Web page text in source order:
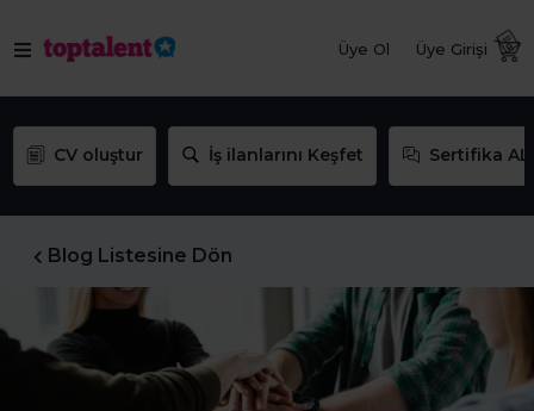
Üye Ol Üye Girişi
CV oluştur İş ilanlarını Keşfet Sertifika AL
Blog Listesine Dön